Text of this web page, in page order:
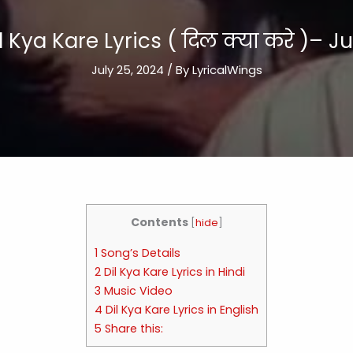
Kya Kare Lyrics ( दिल क्या करे )–
July 25, 2024 / ByLyricalWings
Contents hide
1 Song’s Details
2 Dil Kya Kare Lyrics in Hindi
3 Music Video
4 Dil Kya Kare Lyrics in English
5 Share this: